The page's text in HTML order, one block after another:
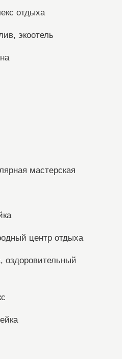
отдыха
экоотель
мастерская
центр отдыха
оздоровительный